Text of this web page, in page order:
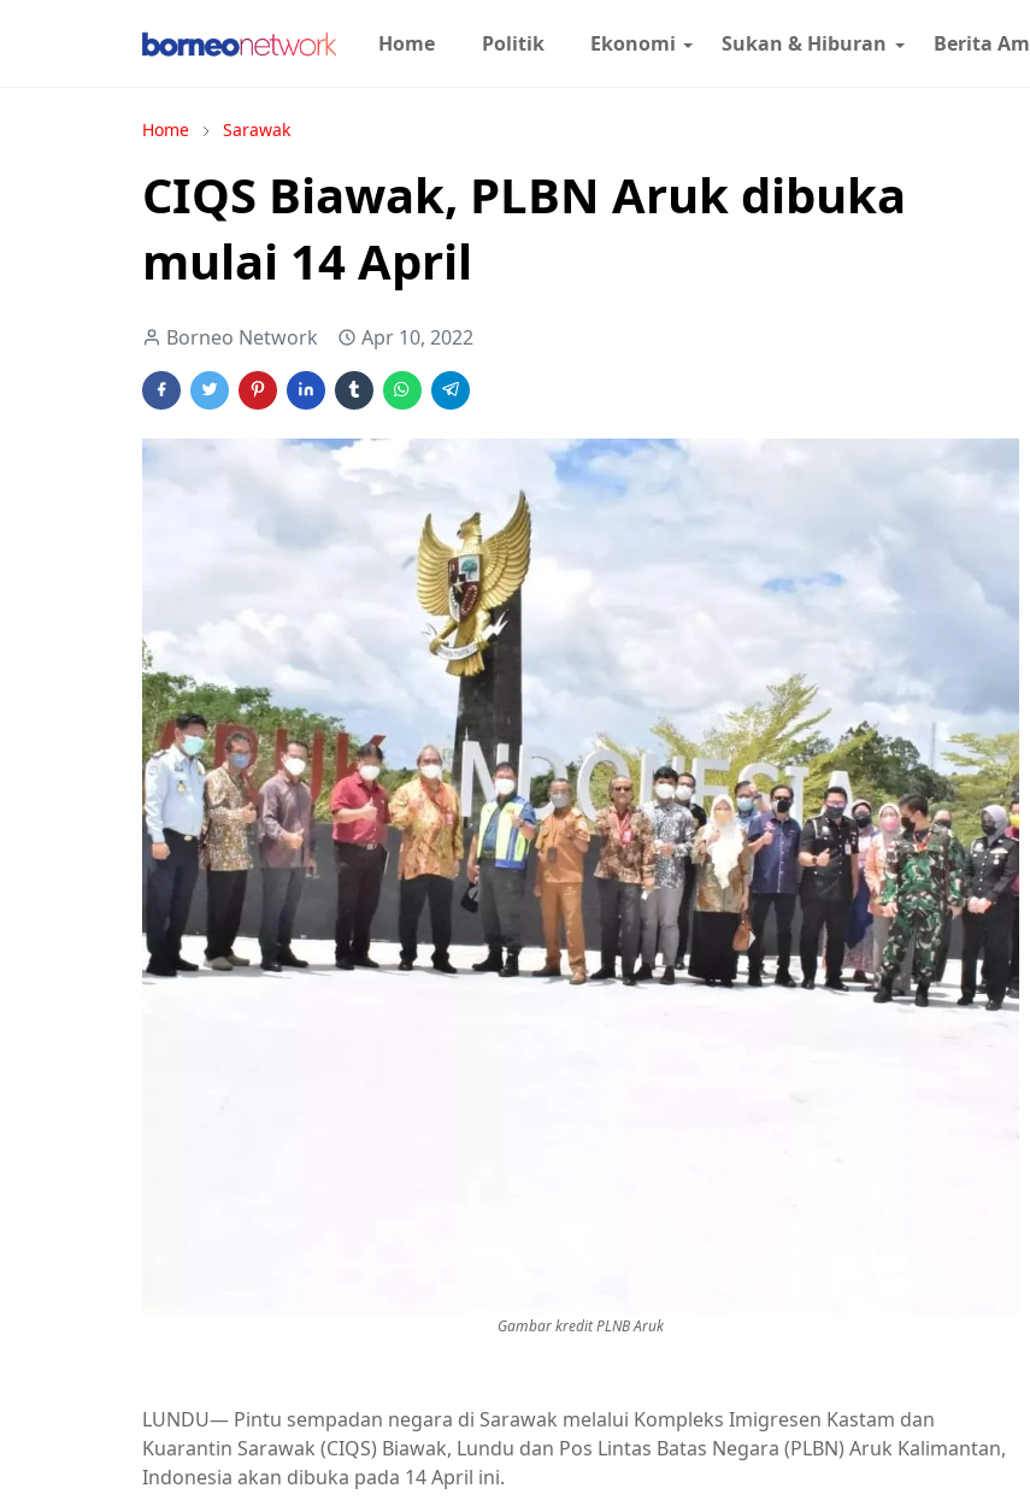
Home Politik Ekonomi Sukan & Hiburan Berita Am
Home Sarawak
CIQS Biawak, PLBN Aruk dibuka
mulai 14 April
Borneo Network Apr 10, 2022
Gambar kredit PLNB Aruk
LUNDU— Pintu sempadan negara di Sarawak melalui Kompleks Imigresen Kastam dan
Kuarantin Sarawak (CIQS) Biawak, Lundu dan Pos Lintas Batas Negara (PLBN) Aruk Kalimantan,
Indonesia akan dibuka pada 14 April ini.